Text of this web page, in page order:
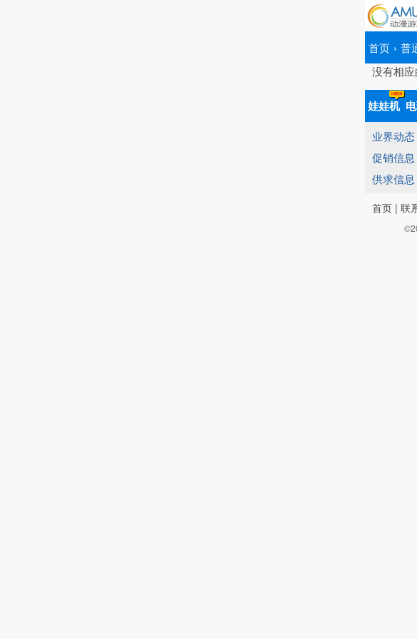
首页 › 普
没有相
娃娃机
业界动态
促销信息
供求信息
首页 | 联